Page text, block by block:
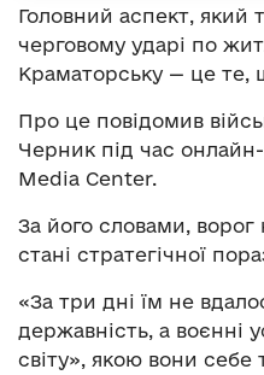
Головний аспект, який
черговому ударі по
Краматорську — це те,
Про це повідомив
Черник під час
Media Center.
За його словами, ворог
стані стратегічної
«За три дні їм не
державність, а воєнні
світу», якою вони